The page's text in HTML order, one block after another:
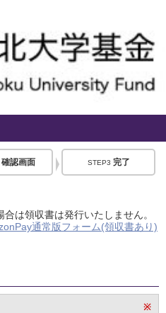
確認画面 STEP3 完了
は領収書は発行いたしません。
通常版フォーム(領収書あり)
※